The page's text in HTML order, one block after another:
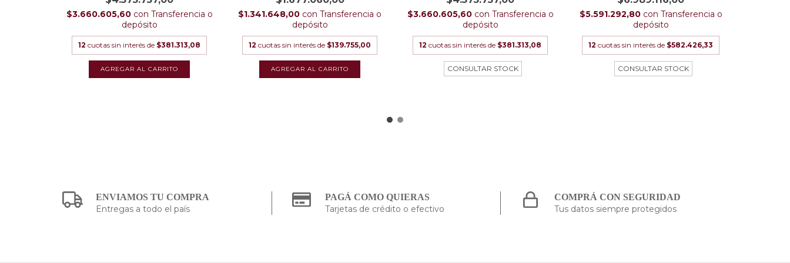
$3.660.605,60 con Transferencia o
depósito
12 cuotas sin interés de $381.313,08
$1.341.648,00 con Transferencia o
depósito
12 cuotas sin interés de $139.755,00
AGREGAR AL CARRITO
$3.660.605,60 con Transferencia o
depósito
12 cuotas sin interés de $381.313,08
$5.591.292,80 con Transferencia o
depósito
12 cuotas sin interés de $582.426,33
ENVIAMOS TU COMPRA
Entregas a todo el país
PAGÁ COMO QUIERAS
Tarjetas de crédito o efectivo
COMPRÁ CON SEGURIDAD
Tus datos siempre protegidos